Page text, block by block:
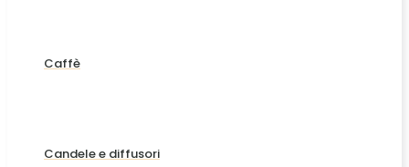
Caffè
Candele e diffusori